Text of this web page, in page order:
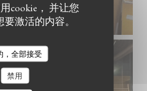
cookie， 并让您
激活的内容。
，全部接受
禁用